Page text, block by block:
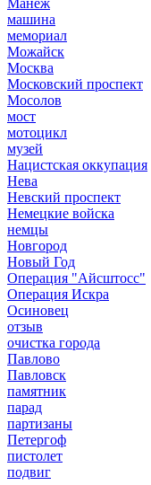
машина
мемориал
Можайск
Москва
Московский проспект
Мосолов
мост
мотоцикл
музей
Нацистская оккупация
Нева
Невский проспект
Немецкие войска
немцы
Новгород
Новый Год
Операция "Айсштосс"
Операция Искра
Осиновец
отзыв
очистка города
Павлово
Павловск
памятник
парад
партизаны
Петергоф
пистолет
подвиг